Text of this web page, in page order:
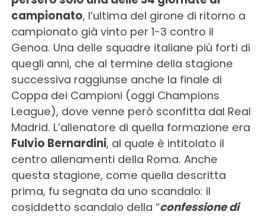
campionato, l’ultima del girone di ritorno a
campionato già vinto per 1-3 contro il
Genoa. Una delle squadre italiane più forti di
quegli anni, che al termine della stagione
successiva raggiunse anche la finale di
Coppa dei Campioni (oggi Champions
League), dove venne però sconfitta dal Real
Madrid. L’allenatore di quella formazione era
Fulvio Bernardini, al quale è intitolato il
centro allenamenti della Roma. Anche
questa stagione, come quella descritta
prima, fu segnata da uno scandalo: il
cosiddetto scandalo della “confessione di